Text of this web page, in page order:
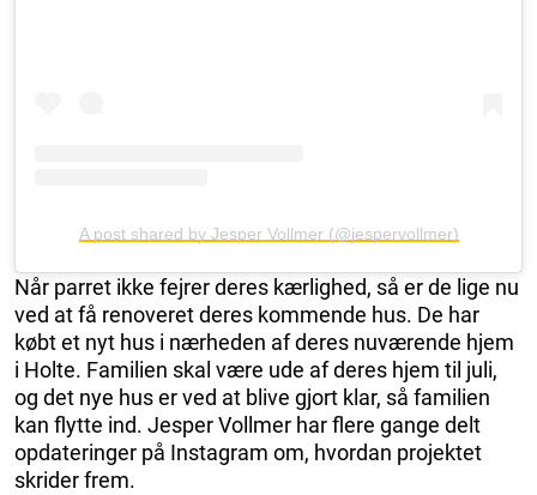
A post shared by Jesper Vollmer (@jespervollmer)
Når parret ikke fejrer deres kærlighed, så er de lige nu
ved at få renoveret deres kommende hus. De har
købt et nyt hus i nærheden af deres nuværende hjem
i Holte. Familien skal være ude af deres hjem til juli,
og det nye hus er ved at blive gjort klar, så familien
kan flytte ind. Jesper Vollmer har flere gange delt
opdateringer på Instagram om, hvordan projektet
skrider frem.